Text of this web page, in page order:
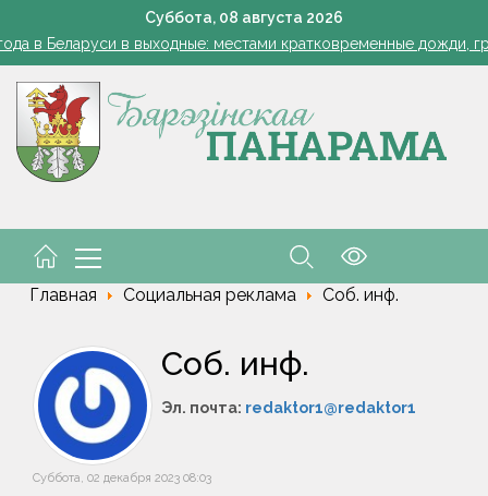
Суббота, 08 августа 2026
Одна ночь - и грядки чистые: ловушка для слизней из
в Беларуси в выходные: местами кратковременные дожди,
рыцарский турнир. В Малорите проведут фестиваль "Са
школьники завоевали серебро и бронзу на
Одна ночь - и грядки чистые: ловушка для слизней из яичных
рыцарский турнир. В Малорите проведут фестиваль "Са
Главная Социальная реклама Соб. инф.
Соб. инф.
Эл. почта: redaktor1@redaktor1
Суббота, 02 декабря 2023 08:03